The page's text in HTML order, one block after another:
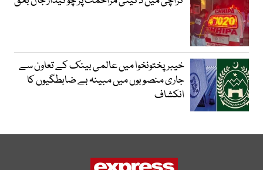
خیبرپختونخوا میں عالمی بینک کے تعاون سے
جاری منصوبوں میں مبینہ بے ضابطگیوں کا
انکشاف